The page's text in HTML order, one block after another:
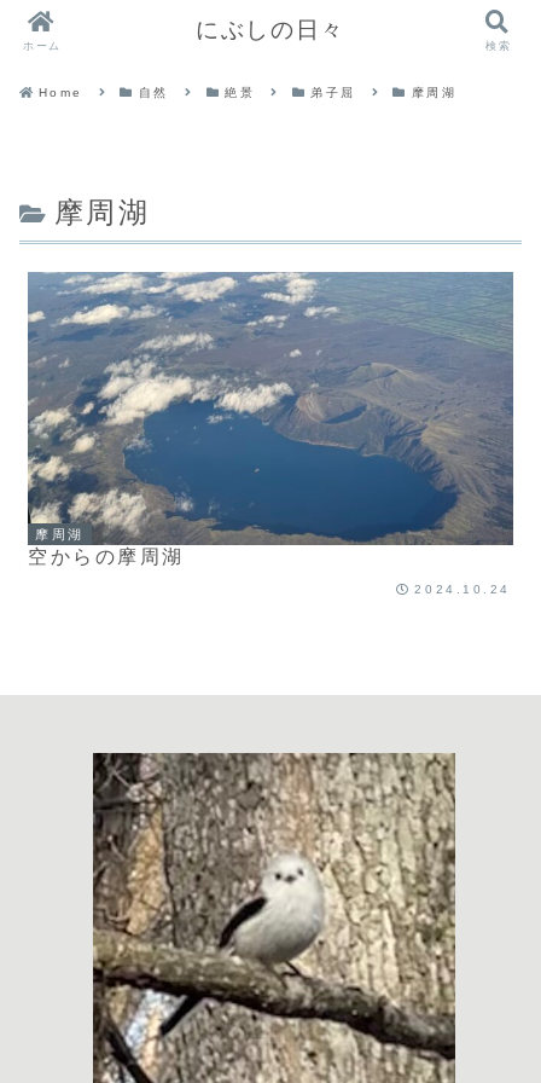
Home 自然 絶景 弟子屈 摩周湖
摩周湖
摩周湖
空からの摩周湖
2024.10.24
ホーム
にぶしの日々
検索